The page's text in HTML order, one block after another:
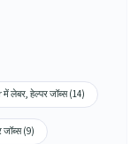
में लेबर, हेल्पर जॉब्स (14)
जॉब्स (9)